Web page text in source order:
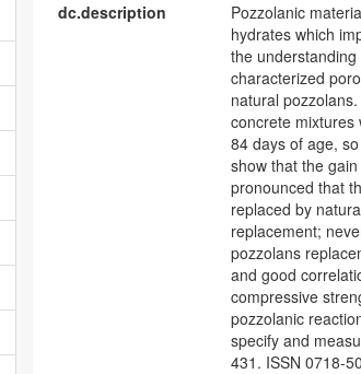
dc.description
Pozzolanic
hydrates which
the
characterized
natural
concrete mixtures
84 days of age,
show that the
pronounced that
replaced by
replacement;
pozzolans
and good
compressive
pozzolanic
specify and
431. ISSN 0718-